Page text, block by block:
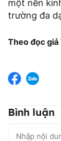
một nền
trường đa
Theo đọc giả
Bình luận